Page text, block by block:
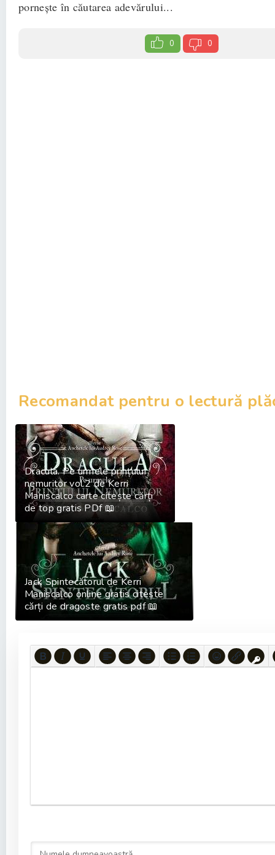
pornește în căutarea adevărului...
0 0
Recomandat pentru o lectură
Dracula. Pe urmele prințului
nemuritor vol.2 de Kerri
Maniscalco carte citește cărți
de top gratis PDf 📖
Jack Spintecătorul de Kerri
Maniscalco online gratis citește
cărți de dragoste gratis pdf 📖